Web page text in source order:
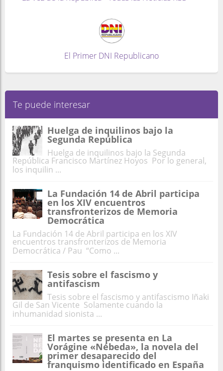
El Primer DNI Republicano
Te puede interesar
Huelga de inquilinos bajo la
Segunda República
Huelga de inquilinos bajo la Segunda
República Francisco Martínez Hoyos Por lo general,
los inquilin ...
La Fundación 14 de Abril participa
en los XIV encuentros
transfronterizos de Memoria
Democrática
La Fundación 14 de Abril participa en los XIV
encuentros transfronterizos de Memoria
Democrática / Pau “Como ...
Tesis sobre el fascismo y
antifascism
Tesis sobre el fascismo y antifascismo Iñaki
Gil de San Vicente Solamente cuando la
inhumanidad sionista ...
El martes se presenta en La
Vorágine «Nébeda», la novela del
primer desaparecido del
franquismo identificado en España